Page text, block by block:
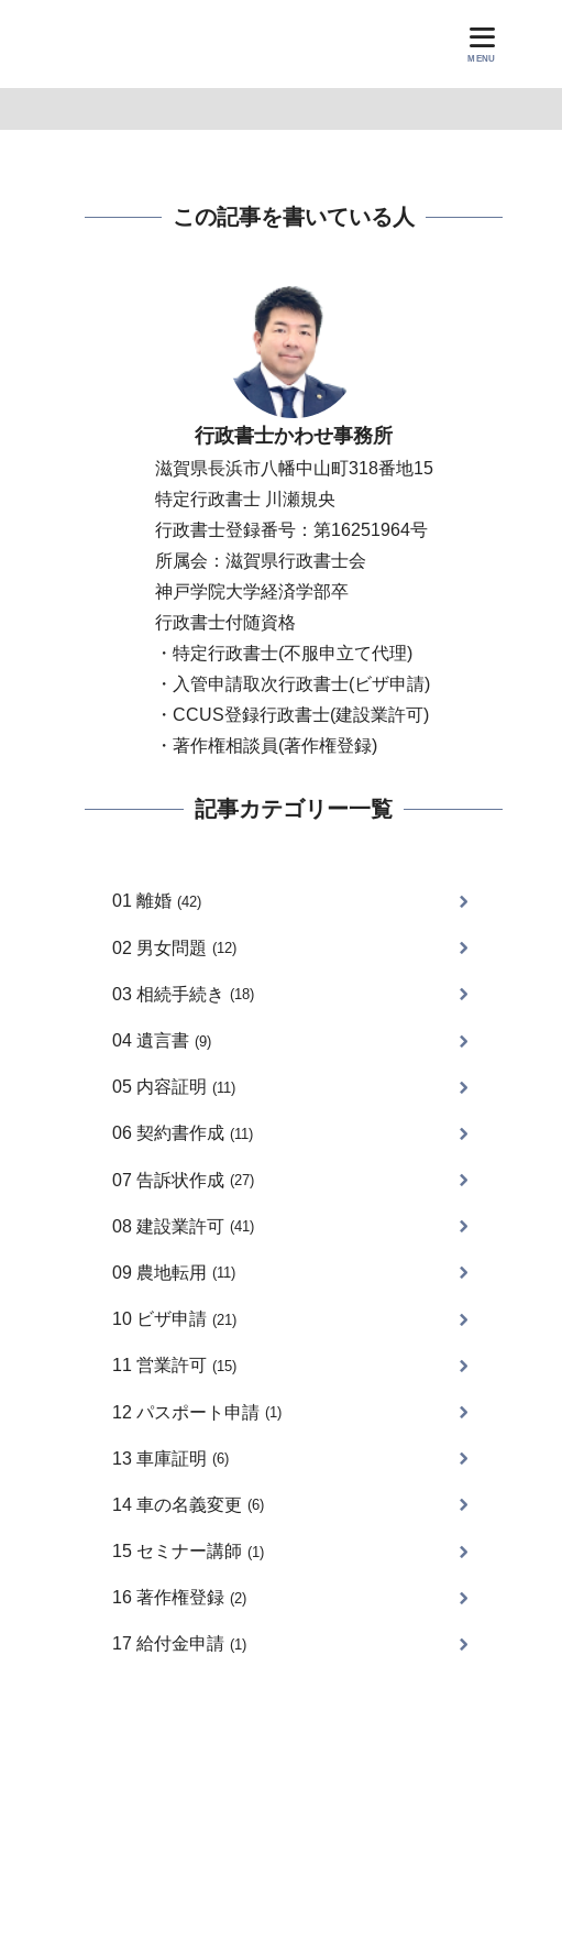
MENU
この記事を書いている人
行政書士かわせ事務所
滋賀県長浜市八幡中山町318番地15
特定行政書士 川瀬規央
行政書士登録番号：第16251964号
所属会：滋賀県行政書士会
神戸学院大学経済学部卒
行政書士付随資格
・特定行政書士(不服申立て代理)
・入管申請取次行政書士(ビザ申請)
・CCUS登録行政書士(建設業許可)
・著作権相談員(著作権登録)
記事カテゴリー一覧
01 離婚 (42)
02 男女問題 (12)
03 相続手続き (18)
04 遺言書 (9)
05 内容証明 (11)
06 契約書作成 (11)
07 告訴状作成 (27)
08 建設業許可 (41)
09 農地転用 (11)
10 ビザ申請 (21)
11 営業許可 (15)
12 パスポート申請 (1)
13 車庫証明 (6)
14 車の名義変更 (6)
15 セミナー講師 (1)
16 著作権登録 (2)
17 給付金申請 (1)